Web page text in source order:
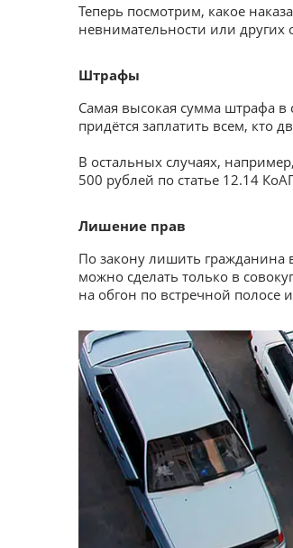
Теперь посмотрим, какое
невнимательности или других
Штрафы
Самая высокая сумма штрафа в
придётся заплатить всем, кто
В остальных случаях,
500 рублей по статье 12.14
Лишение прав
По закону лишить гражданина
можно сделать только в
на обгон по встречной полосе